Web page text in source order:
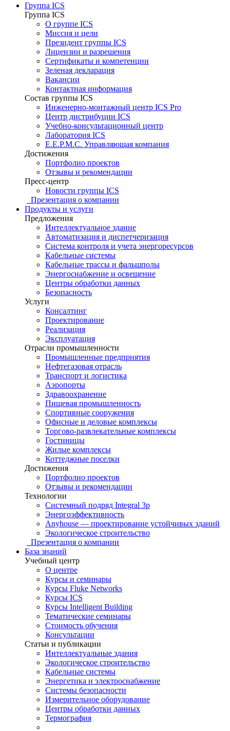
Группа ICS
Группа ICS
О группе ICS
Миссия и цели
Президент группы ICS
Лицензии и разрешения
Сертификаты и компетенции
Зеленая декларация
Вакансии
Контактная информация
Состав группы ICS
Инженерно-монтажный центр ICS Pro
Центр дистрибуции ICS
Учебно-консультационный центр
Лаборатория ICS
E.E.P.M.C. Управляющая компания
Достижения
Портфолио проектов
Отзывы и рекомендации
Пресс-центр
Новости группы ICS
Презентация о компании
Продукты и услуги
Предложения
Интеллектуальное здание
Автоматизация и диспетчеризация
Система контроля и учета энергоресурсов
Кабельные системы
Кабельные трассы и фальшполы
Энергоснабжение и освещение
Центры обработки данных
Безопасность
Услуги
Консалтинг
Проектирование
Реализация
Эксплуатация
Отрасли промышленности
Промышленные предприятия
Нефтегазовая отрасль
Транспорт и логистика
Аэропорты
Здравоохранение
Пищевая промышленность
Спортивные сооружения
Офисные и деловые комплексы
Торгово-развлекательные комплексы
Гостиницы
Жилые комплексы
Коттеджные поселки
Достижения
Портфолио проектов
Отзывы и рекомендации
Технологии
Системный подряд Integral 3p
Энергоэффективность
Anyhouse — проектирование устойчивых зданий
Экологическое строительство
Презентация о компании
База знаний
Учебный центр
О центре
Курсы и семинары
Курсы Fluke Networks
Курсы ICS
Курсы Intelligent Building
Тематические семинары
Стоимость обучения
Консультации
Статьи и публикации
Интеллектуальные здания
Экологическое строительство
Кабельные системы
Энергетика и электроснабжение
Системы безопасности
Измерительное оборудование
Центры обработки данных
Термография